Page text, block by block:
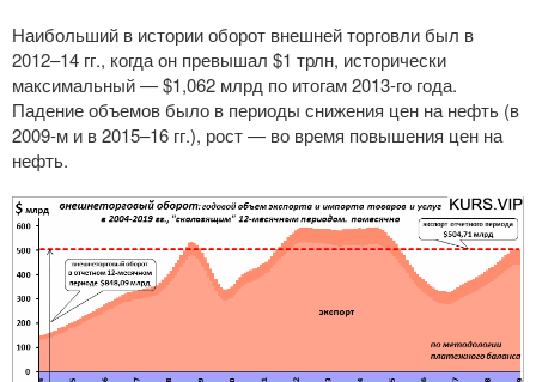
Наибольший в истории оборот внешней торговли был в
2012–14 гг., когда он превышал $1 трлн, исторически
максимальный — $1,062 млрд по итогам2013-го года.
Падение объемов было в периоды снижения цен на нефть (в
2009-м и в 2015–16 гг.), рост — во время повышения цен на
нефть.